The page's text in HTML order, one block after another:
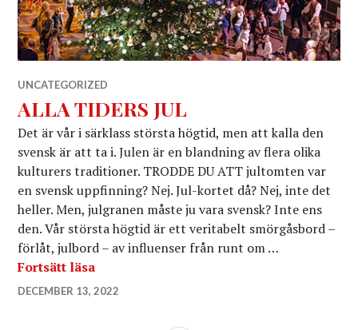
UNCATEGORIZED
ALLA TIDERS JUL
Det är vår i särklass största högtid, men att kalla den
svensk är att ta i. Julen är en blandning av flera olika
kulturers traditioner. TRODDE DU ATT jultomten var
en svensk uppfinning? Nej. Jul-kortet då? Nej, inte det
heller. Men, julgranen måste ju vara svensk? Inte ens
den. Vår största högtid är ett veritabelt smörgåsbord –
förlåt, julbord – av influenser från runt om …
Fortsätt läsaALLA TIDERS JUL
DECEMBER 13, 2022